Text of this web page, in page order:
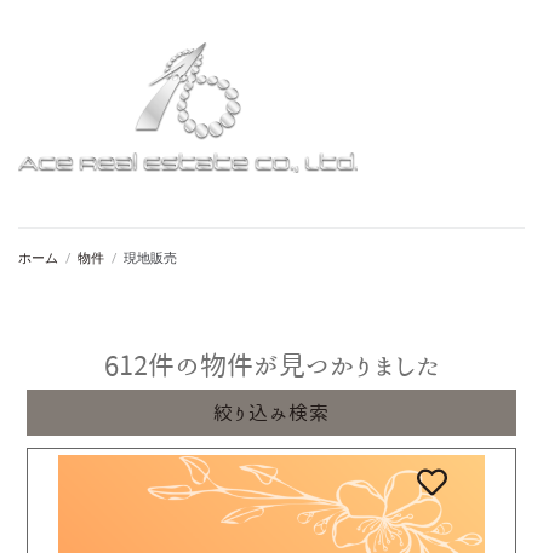
ホーム / 物件 / 現地販売
612件の物件が見つかりました
絞り込み検索